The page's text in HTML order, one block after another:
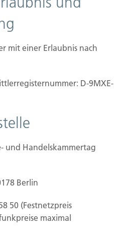
bis zu einem Höchstbetrag),
und Wintergärten
Sie...
mit einer Erlaubnis nach
D-9MXE-
und Handelskammertag
Berlin
50 (Festnetzpreis
maximal